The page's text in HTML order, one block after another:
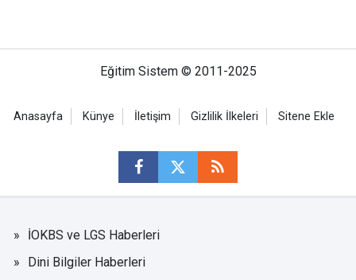
Eğitim Sistem © 2011-2025
Anasayfa Künye İletişim Gizlilik İlkeleri Sitene Ekle
İOKBS ve LGS Haberleri
Dini Bilgiler Haberleri